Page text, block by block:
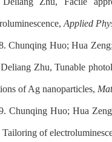
Applied
Chunqing Huo; Hua
Zhu, Tunable
of Ag nanoparticles,
Chunqing Huo; Hua
Tailoring of